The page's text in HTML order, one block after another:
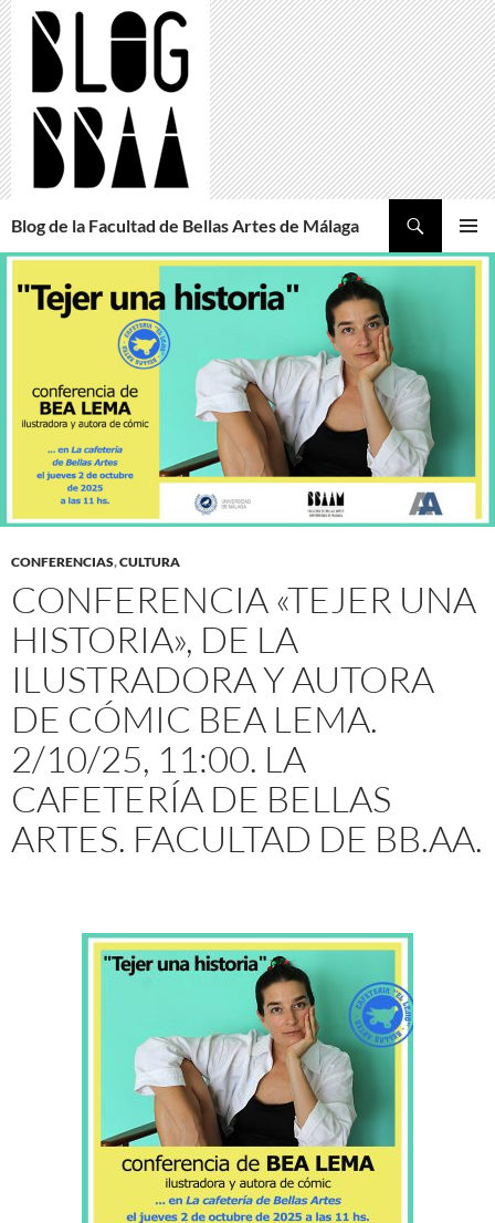
Saltar
al
contenido
Blog de la Facultad de Bellas Artes de Málaga
MENÚ
CONFERENCIAS,CULTURA
CONFERENCIA «TEJER UNA
HISTORIA», DE LA
ILUSTRADORA Y AUTORA
DE CÓMIC BEA LEMA.
2/10/25, 11:00. LA
CAFETERÍA DE BELLAS
ARTES. FACULTAD DE BB.AA.